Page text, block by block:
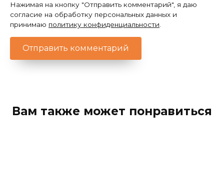
Нажимая на кнопку "Отправить комментарий", я даю
согласие на обработку персональных данных и
принимаю политику конфиденциальности.
Вам также может понравиться